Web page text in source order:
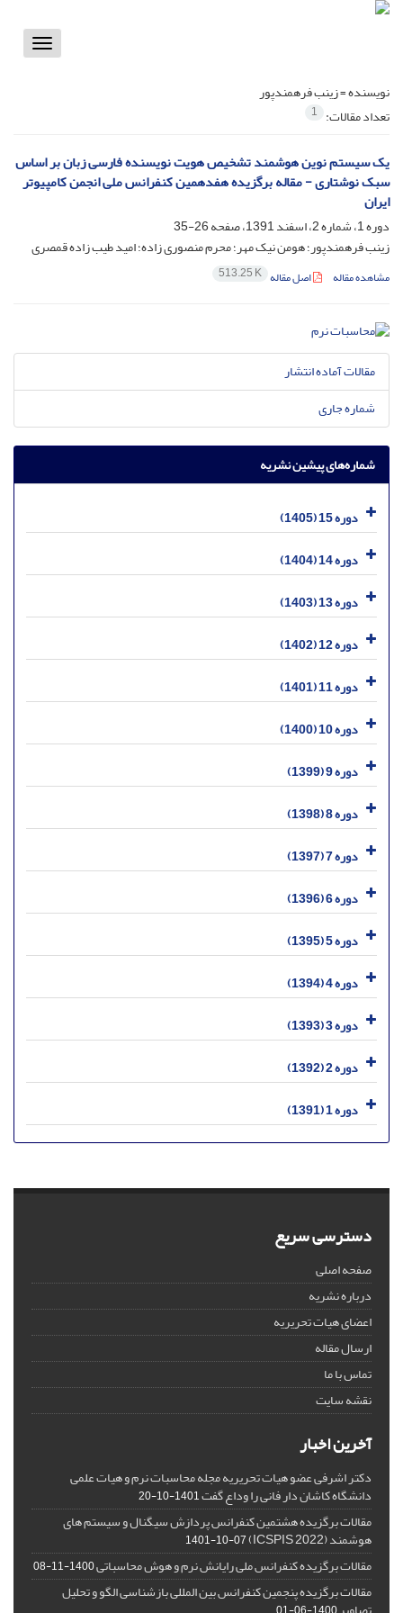
Toggle
نویسنده =زینب فرهمندپور
تعداد مقالات: 1
یک سیستم نوین هوشمند تشخیص هویت نویسنده فارسی زبان بر اساس
سبک نوشتاری - مقاله برگزیده هفدهمین کنفرانس ملی انجمن کامپیوتر
ایران
دوره 1، شماره 2، اسفند 1391، صفحه
26-35
زینب فرهمندپور؛ هومن نیک مهر؛ محرم منصوری زاده؛ امید طیب زاده قمصری
مشاهده مقاله اصل مقاله 513.25 K
مقالات آماده انتشار
شماره جاری
شماره‌های پیشین نشریه
دوره 15 (1405)
دوره 14 (1404)
دوره 13 (1403)
دوره 12 (1402)
دوره 11 (1401)
دوره 10 (1400)
دوره 9 (1399)
دوره 8 (1398)
دوره 7 (1397)
دوره 6 (1396)
دوره 5 (1395)
دوره 4 (1394)
دوره 3 (1393)
دوره 2 (1392)
دوره 1 (1391)
دسترسی سریع
صفحه اصلی
درباره نشریه
اعضای هیات تحریریه
ارسال مقاله
تماس با ما
نقشه سایت
آخرین اخبار
دکتر اشرفی عضو هیات تحریریه مجله محاسبات نرم و هیات علمی
دانشگاه کاشان دار فانی را وداع گفت1401-10-20
مقالات برگزیده هشتمین کنفرانس پردازش سیگنال و سیستم های
هوشمند (ICSPIS 2022) 1401-10-07
مقالات برگزیده کنفرانس ملی رایانش نرم و هوش محاسباتی1400-11-08
مقالات برگزیده پنجمین کنفرانس بین المللی بازشناسی الگو و تحلیل